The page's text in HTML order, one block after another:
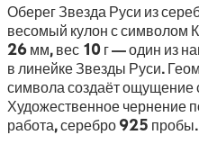
Оберег Звезда Руси из
весомый кулон с символом
26 мм, вес 10 г — один из
в линейке Звезды Руси.
символа создаёт ощущение
Художественное чернение
работа, серебро 925 пробы.